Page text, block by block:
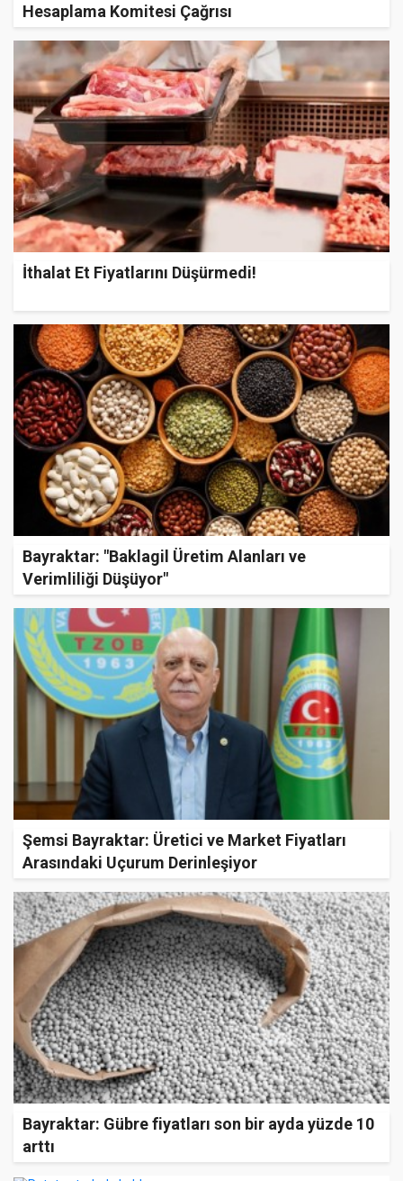
Hesaplama Komitesi Çağrısı
İthalat Et Fiyatlarını Düşürmedi!
Bayraktar: "Baklagil Üretim Alanları ve
Verimliliği Düşüyor"
Şemsi Bayraktar: Üretici ve Market Fiyatları
Arasındaki Uçurum Derinleşiyor
Bayraktar: Gübre fiyatları son bir ayda yüzde 10
arttı